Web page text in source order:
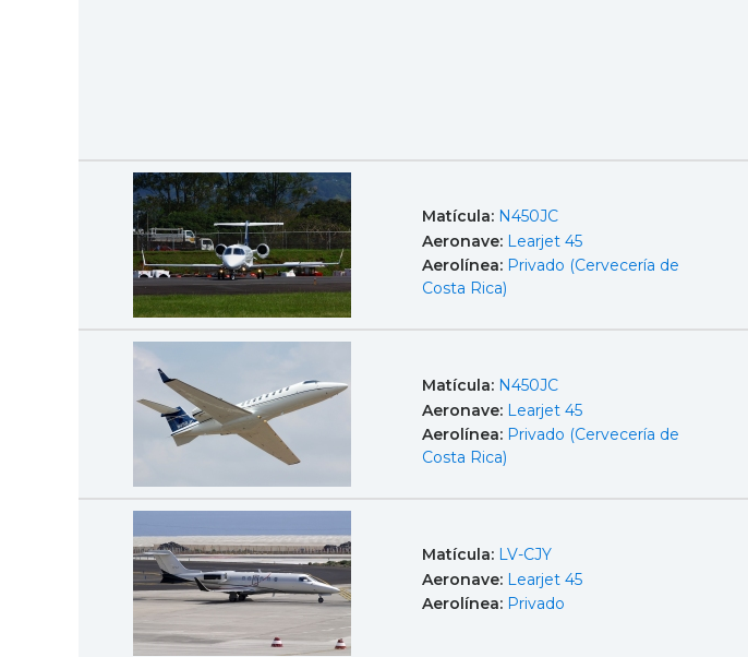
Matícula: N450JC
Aeronave: Learjet 45
Aerolínea: Privado (Cervecería de
Costa Rica)
Matícula: N450JC
Aeronave: Learjet 45
Aerolínea: Privado (Cervecería de
Costa Rica)
Matícula: LV-CJY
Aeronave: Learjet 45
Aerolínea: Privado